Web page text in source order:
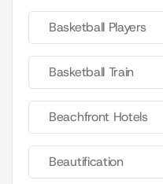
Basketball Players
Basketball Train
Beachfront Hotels
Beautification